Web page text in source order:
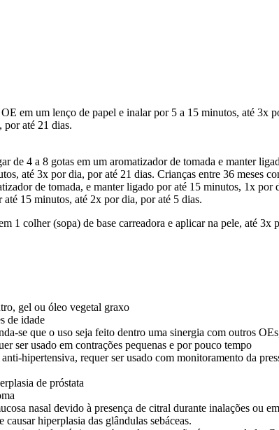
em um lenço de papel e inalar por 5 a 15 minutos, até
por até 21 dias.
de 4 a 8 gotas em um aromatizador de tomada e manter
até 3x por dia, por até 21 dias. Crianças entre 36 meses
de tomada, e manter ligado por até 15 minutos, 1x
15 minutos, até 2x por dia, por até 5 dias.
1 colher (sopa) de base carreadora e aplicar na pele, até
gel ou óleo vegetal graxo
de idade
se que o uso seja feito dentro uma sinergia com outros
ser usado em contrações pequenas e por pouco tempo
hipertensiva, requer ser usado com monitoramento da
de próstata
nasal devido à presença de citral durante inalações ou
hiperplasia das glândulas sebáceas.